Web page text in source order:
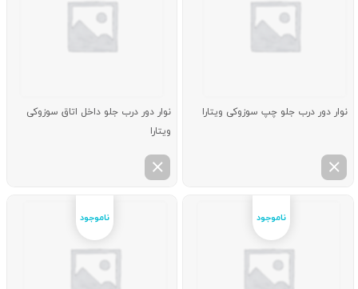
نوار دور درب جلو چپ سوزوکی ویتارا
نوار دور درب جلو داخل اتاق سوزوکی
ویتارا